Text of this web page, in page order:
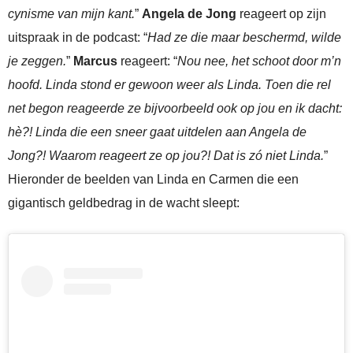
cynisme van mijn kant.” Angela de Jong reageert op zijn
uitspraak in de podcast: “Had ze die maar beschermd, wilde
je zeggen.” Marcus reageert: “Nou nee, het schoot door m’n
hoofd. Linda stond er gewoon weer als Linda. Toen die rel
net begon reageerde ze bijvoorbeeld ook op jou en ik dacht:
hè?! Linda die een sneer gaat uitdelen aan Angela de
Jong?! Waarom reageert ze op jou?! Dat is zó niet Linda.”
Hieronder de beelden van Linda en Carmen die een
gigantisch geldbedrag in de wacht sleept: